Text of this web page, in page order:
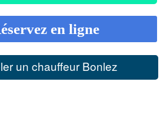
en ligne
un chauffeur Bonlez